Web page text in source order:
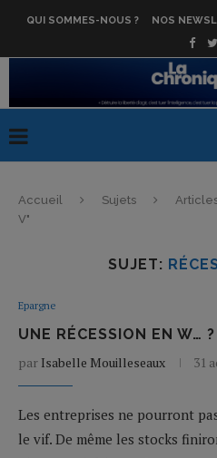
QUI SOMMES-NOUS ? NOS
Accueil Sujets
V"
SUJET:
Epargne
UNE RÉCESSION EN W…
par Isabelle Mouilleseaux 31
Les entreprises ne pourront
le vif. De même les stocks